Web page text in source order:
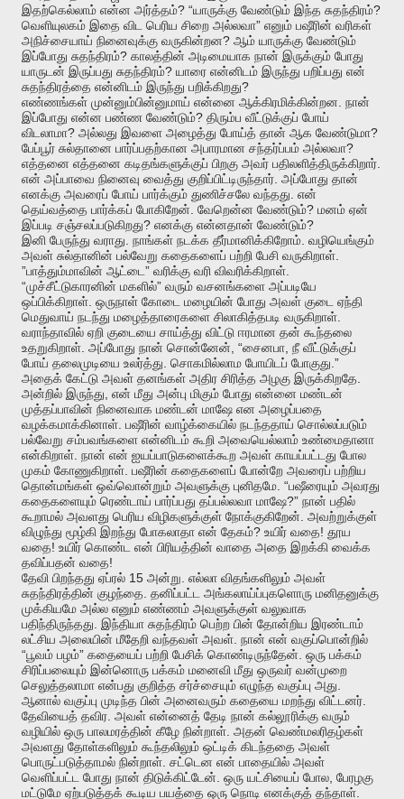
இதற்கெல்லாம் என்ன அர்த்தம்? “யாருக்கு வேண்டும் இந்த சுதந்திரம்?
வெளியுலகம் இதை விட பெரிய சிறை அல்லவா” எனும் பஷீரின் வரிகள்
அநிச்சையாய் நினைவுக்கு வருகின்றன? ஆம் யாருக்கு வேண்டும்
இப்போது சுதந்திரம்? காலத்தின் அடிமையாக நான் இருக்கும் போது
யாருடன் இருப்பது சுதந்திரம்? யாரை என்னிடம் இருந்து பறிப்பது என்
சுதந்திரத்தை என்னிடம் இருந்து பறிக்கிறது?
எண்ணங்கள் முன்னும்பின்னுமாய் என்னை ஆக்கிரமிக்கின்றன நான்
இப்போது என்ன பண்ண வேண்டும்? திரும்ப வீட்டுக்குப் போய்
விடலாமா? அல்லது இவளை அழைத்து போய்த் தான் ஆக வேண்டுமா?
பேப்பூர் சுல்தானை பார்ப்பதற்கான அபாரமான சந்தர்ப்பம் அல்லவா?
எத்தனை எத்தனை கடிதங்களுக்குப் பிறகு அவர் பதிலளித்திருக்கிறார்
என் அப்பாவை நினைவு வைத்து குறிப்பிட்டிருந்தார் அப்போது தான்
எனக்கு அவரைப் போய் பார்க்கும் துணிச்சலே வந்தது என்
தெய்வத்தை பார்க்கப் போகிறேன் வேறென்ன வேண்டும்? மனம் ஏன்
இப்படி சஞ்சலப்படுகிறது? எனக்கு என்னதான் வேண்டும்?
இனி பேருந்து வராது நாங்கள் நடக்க தீர்மானிக்கிறோம் வழியெங்கும்
அவள் சுல்தானின் பல்வேறு கதைகளைப் பற்றி பேசி வருகிறாள்
”பாத்தும்மாவின் ஆட்டை ” வரிக்கு வரி விவரிக்கிறாள்
“முச்சீட்டுகாரனின் மகளில்” வரும் வசனங்களை அப்படியே
ஒப்பிக்கிறாள் ஒருநாள் கோடை மழையின் போது அவள் குடை
ஏந்தி
மெதுவாய் நடந்து மழைத்தாரைகளை சிலாகித்தபடி வருகிறாள்
வராந்தாவில் ஏறி குடையை சாய்த்து விட்டு ஈரமான தன் கூந்தலை
உதறுகிறாள் அப்போது நான் சொன்னேன் , “சைனபா நீ வீட்டுக்குப்
போய் தலைமுடியை உலர்த்து சொகமில்லாம போயிடப் போகுது .”
அதைக் கேட்டு அவள் தனங்கள் அதிர சிரித்த அழகு இருக்கிறதே
அன்றில் இருந்து என் மீது அன்பு மிகும் போது என்னை மண்டன்
முத்தப்பாவின் நினைவாக மண்டன் மாஷே என அழைப்பதை
வழக்கமாக்கினாள் பஷீரின் வாழ்க்கையில் நடந்ததாய் சொல்லப்படும்
பல்வேறு சம்பவங்களை என்னிடம் கூறி அவையெல்லாம் உண்மைதானா
என்கிறாள் நான் என் ஐயப்பாடுகளைக்கூற அவள் காயப்பட்டது போல
முகம் கோணுகிறாள் பஷீரின் கதைகளைப் போன்றே அவரைப் பற்றிய
தொன்மங்கள் ஒவ்வொன்றும் அவளுக்கு புனிதமே . “பஷீரையும் அவரது
கதைகளையும் ரெண்டாய் பார்ப்பது தப்பல்லவா மாஷே?” நான் பதில்
கூறாமல் அவளது பெரிய விழிகளுக்குள் நோக்குகிறேன் அவற்றுக்குள்
விழுந்து மூழ்கி இறந்து போகலாதா என் தேகம்? உயிர் வதை! தூய
வதை! உயிர் கொண்ட என் பிரியத்தின் வாதை அதை இறக்கி வைக்க
தவிப்பதன் வதை!
தேவி பிறந்தது ஏப்ரல் 15 அன்று எல்லா விதங்களிலும் அவள்
சுதந்திரத்தின் குழந்தை தனிப்பட்ட அங்கலாய்ப்புகளொரு மனிதனுக்கு
முக்கியமே அல்ல எனும் எண்ணம் அவளுக்குள் வலுவாக
பதிந்திருந்தது இந்தியா சுதந்திரம் பெற்ற பின் தோன்றிய இரண்டாம்
லட்சிய அலையின் மீதேறி வந்தவள் அவள் நான் என் வகுப்பொன்றில்
“பூவம் பழம்” கதையைப் பற்றி பேசிக் கொண்டிருந்தேன் ஒரு பக்கம்
சிரிப்பலையும் இன்னொரு பக்கம் மனைவி மீது ஒருவர் வன்முறை
செலுத்தலாமா என்பது குறித்த சர்ச்சையும் எழுந்த வகுப்பு அது
ஆனால் வகுப்பு முடிந்த பின் அனைவரும் கதையை மறந்து விட்டனர்
தேவியைத் தவிர அவள் என்னைத் தேடி நான் கல்லூரிக்கு வரும்
வழியில் ஒரு பாலமரத்தின் கீழே நின்றாள் அதன் வெண்மலரிதழ்கள்
அவளது தோள்களிலும் கூந்தலிலும் ஒட்டிக் கிடந்ததை அவள்
பொருட்படுத்தாமல் நின்றாள் சட்டென என் பாதையில் அவள்
வெளிப்பட்ட
போது நான் திடுக்கிட்டேன் ஒரு யட்சியைப் போல பேரழகு
மட்டுமே ஏற்படுத்தக் கூடிய பயத்தை ஒரு நொடி எனக்குத் தந்தாள்